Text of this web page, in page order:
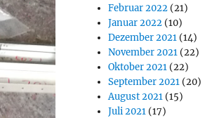
Februar 2022 (21)
Januar 2022 (10)
Dezember 2021 (14)
November 2021 (22)
Oktober 2021 (22)
September 2021 (20)
August 2021 (15)
Juli 2021 (17)